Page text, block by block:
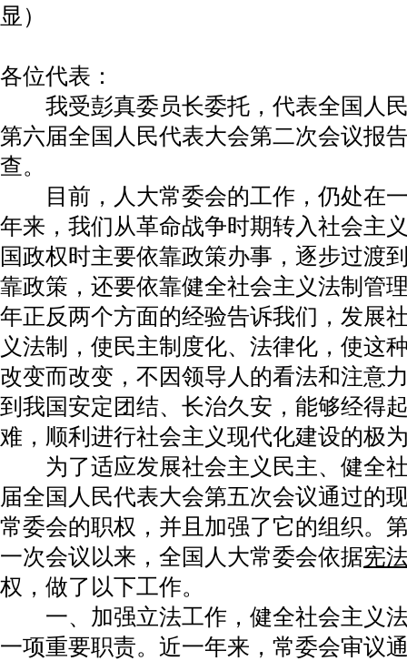
显）
各位代表：
我受彭真委员长委托，代表全国人民
第六届全国人民代表大会第二次会议报
查。
目前，人大常委会的工作，仍处在一
年来，我们从革命战争时期转入社会主
国政权时主要依靠政策办事，逐步过渡
靠政策，还要依靠健全社会主义法制管
年正反两个方面的经验告诉我们，发展
义法制，使民主制度化、法律化，使这
改变而改变，不因领导人的看法和注意
到我国安定团结、长治久安，能够经得
难，顺利进行社会主义现代化建设的极
为了适应发展社会主义民主、健全社
届全国人民代表大会第五次会议通过的
常委会的职权，并且加强了它的组织。
一次会议以来，全国人大常委会依据宪
权，做了以下工作。
一、加强立法工作，健全社会主义法
一项重要职责。近一年来，常委会审议